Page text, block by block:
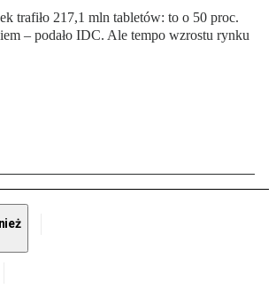
trafiło 217,1 mln tabletów: to o 50 proc.
– podało IDC. Ale tempo wzrostu rynku